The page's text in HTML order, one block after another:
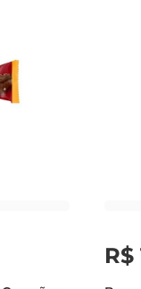
e transportar,
que ela
R$